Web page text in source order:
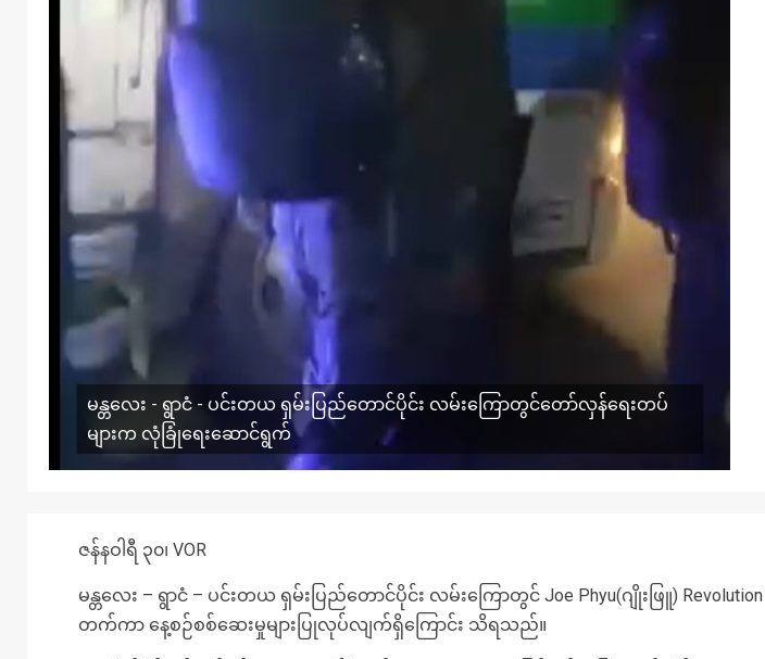
မန္တလေး - ရွာငံ - ပင်းတယ ရှမ်းပြည်တောင်ပိုင်း လမ်းကြောတွင်တော်လှန်ရေးတပ်
များက လုံခြုံရေးဆောင်ရွက်
ဇန်နဝါရီ ၃၀၊ VOR
မန္တလေး – ရွာငံ – ပင်းတယ ရှမ်းပြည်တောင်ပိုင်း လမ်းကြောတွင် Joe Phyu(ဂျိုးဖြူ) Revolution
တက်ကာ နေ့စဉ်စစ်ဆေးမှုများပြုလုပ်လျက်ရှိကြောင်း သိရသည်။